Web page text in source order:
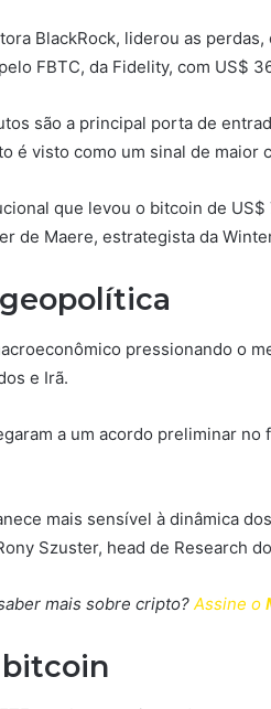
BlackRock, liderou as
FBTC, da Fidelity, com US$
são a principal porta de
é visto como um sinal de maior
que levou o bitcoin de
de Maere, estrategista da
pressionando o
e Irã.
a um acordo preliminar
mais sensível à dinâmica
Szuster, head de Research
mais sobre cripto? Assine o